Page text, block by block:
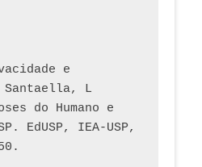
e
L
do Humano e
EdUSP, IEA-USP,